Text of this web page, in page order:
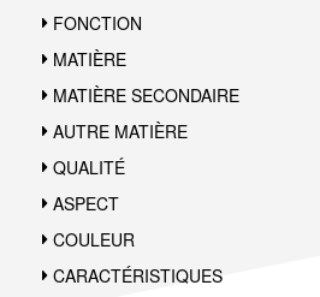
FONCTION
MATIÈRE
MATIÈRE SECONDAIRE
AUTRE MATIÈRE
QUALITÉ
ASPECT
COULEUR
CARACTÉRISTIQUES